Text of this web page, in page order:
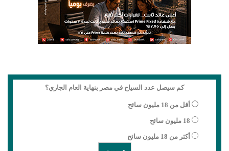
كم سيصل عدد السياح في مصر بنهاية العام الجاري؟
أقل من 18 مليون سائح
18 مليون سائح
أكثر من 18 مليون سائح